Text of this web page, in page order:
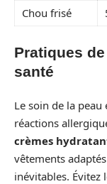
Chou frisé
Pratiques
santé
Le soin de la
réactions
crèmes
vêtements
inévitables. Évitez